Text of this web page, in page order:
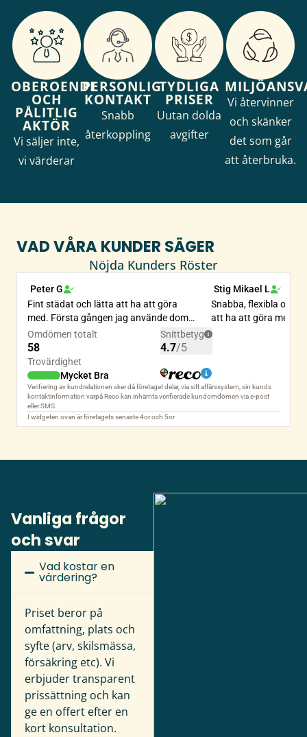
OBEROENDE
OCH
PÅLITLIG
AKTÖR
Vi säljer inte,
vi värderar
PERSONLIG
KONTAKT
Snabb
återkoppling
TYDLIGA
PRISER
Uutan dolda
avgifter
Vi återvinner
och skänker
det som går
att återbruka.
VAD VÅRA KUNDER SÄGER
Nöjda Kunders Röster
Vanliga frågor
och svar
Vad kostar en
värdering?
Priset beror på
omfattning, plats och
syfte (arv, skilsmässa,
försäkring etc). Vi
erbjuder transparent
prissättning och kan
ge en offert efter en
kort konsultation.